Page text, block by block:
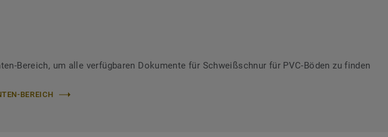
Bereich, um alle verfügbaren Dokumente für Schweißschnur für PVC-Böden zu finden
BEREICH